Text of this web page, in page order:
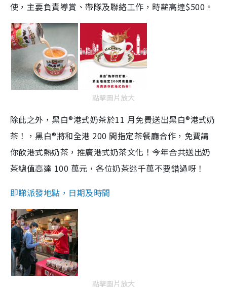
使，主要負責導賞、帶隊及聯絡工作，時薪高達$500。
點擊圖片放大
除此之外，黑白®港式奶茶於11 月免費送出黑白®港式奶
茶！，黑白®將和全港 200 間指定茶餐廳合作，免費請
你飲港式熱奶茶，推廣港式奶茶文化！今年合共送出奶
茶總值高達 100 萬元，各位奶茶迷千萬不要錯過呀！
即睇派發地點，日期及時間
點擊圖片放大